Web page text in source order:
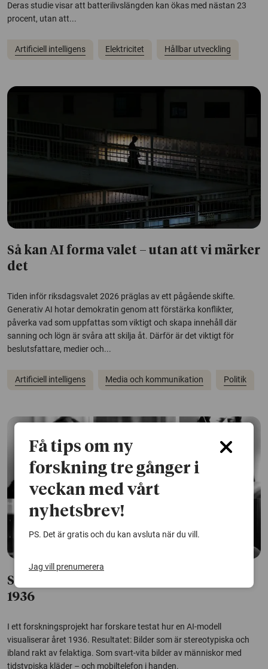
Deras studie visar att batterilivslängden kan ökas med nästan 23
procent, utan att...
Artificiell intelligens Elektricitet Hållbar utveckling
Så kan AI forma valet – utan att vi märker
det
Tiden inför riksdagsvalet 2026 präglas av ett pågående skifte.
Generativ AI hotar demokratin genom att förstärka konflikter,
påverka vad som uppfattas som viktigt och skapa innehåll där
sanning och lögn är svåra att skilja åt. Därför är det viktigt för
beslutsfattare, medier och...
Artificiell intelligens Media och kommunikation Politik
Stereotypt och fel när AI föreställer sig
1936
I ett forskningsprojekt har forskare testat hur en AI-modell
visualiserar året 1936. Resultatet: Bilder som är stereotypiska och
ibland rakt av felaktiga. Som svart-vita bilder av människor med
tidstypiska kläder – och mobiltelefon i handen.
Få tips om ny
forskning tre gånger i
veckan med vårt
nyhetsbrev!
PS. Det är gratis och du kan avsluta när du vill.
Jag vill prenumerera